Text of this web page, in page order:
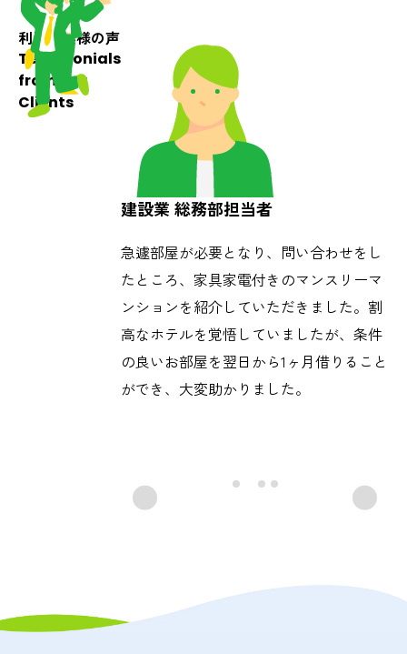
利用企業様の声
Testimonials
from Our
Clients
派遣業 人事採用担当者
借上社宅をお願いしたことにより、20名
分のお部屋を契約したところ、1名約
8,000円の社会保険料を削減することがで
きました。社員の可処分所得も増え、社
員に大変喜ばれています。また、離職率
低下にもつながることと期待して、採用
建設業 総務部担当者
急遽部屋が必要となり、問い合わせをし
たところ、家具家電付きのマンスリーマ
ンションを紹介していただきました。割
高なホテルを覚悟していましたが、条件
の良いお部屋を翌日から1ヶ月借りること
ができ、大変助かりました。
製造業 従業員
弊社が提携していると聞き、問い合わせ
をしたところ、弊社の規定に沿った物件
を提携価格にてご紹介いただきました。
また、ライフラインの手配やインターネ
ットの環境調査、引っ越し業者の見積も
りで一括で対応いただきました。
サービス業 パート・アルバイト
自宅の売却を上司に相談したところ、提
携しているアパマンショップ知立店を紹
介してもらいました。知識豊富な担当者
さんを紹介していただき、想像以上のス
ピードで売却することが出来ました。相
続や空き家管理も出来ると、複数の選択